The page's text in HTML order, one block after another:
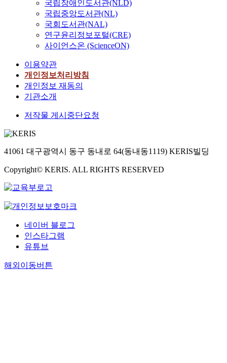
국립장애인도서관(NLD)
국립중앙도서관(NL)
국회도서관(NAL)
연구윤리정보포털(CRE)
사이언스온 (ScienceON)
이용약관
개인정보처리방침
개인정보 재동의
기관소개
저작물 게시중단요청
41061 대구광역시 동구 동내로 64(동내동1119) KERIS빌딩
Copyright© KERIS. ALL RIGHTS RESERVED
네이버 블로그
인스타그램
유튜브
해외이동버튼